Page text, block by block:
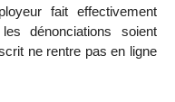
fait effectivement
dénonciations soient
ne rentre pas en ligne